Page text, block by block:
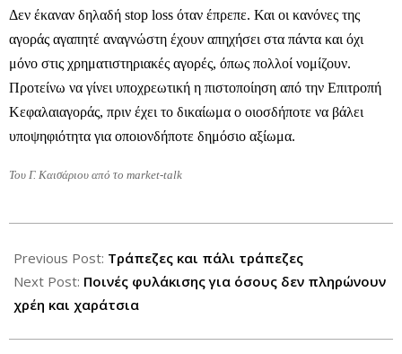
Δεν έκαναν δηλαδή stop loss όταν έπρεπε. Και οι κανόνες της
αγοράς αγαπητέ αναγνώστη έχουν απηχήσει στα πάντα και όχι
μόνο στις χρηματιστηριακές αγορές, όπως πολλοί νομίζουν.
Προτείνω να γίνει υποχρεωτική η πιστοποίηση από την Επιτροπή
Κεφαλαιαγοράς, πριν έχει το δικαίωμα ο οιοσδήποτε να βάλει
υποψηφιότητα για οποιονδήποτε δημόσιο αξίωμα.
Του Γ. Καισάριου από το market-talk
01-
07
Previous Post: Τράπεζες και πάλι τράπεζες
Next Post: Ποινές φυλάκισης για όσους δεν πληρώνουν
χρέη και χαράτσια